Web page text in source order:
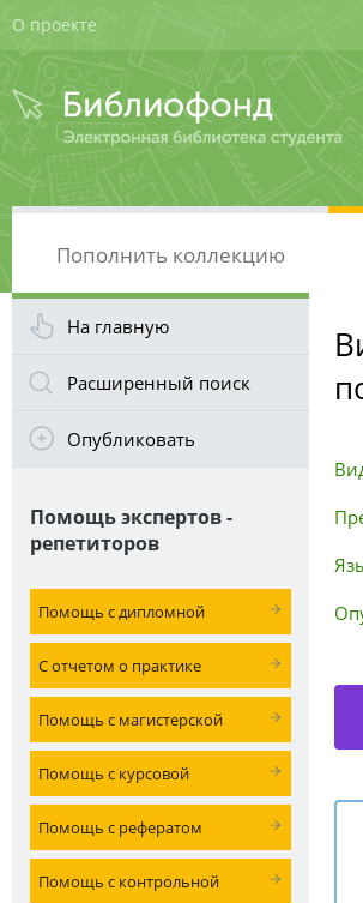
О проекте
Пополнить коллекцию
На главную
Расширенный поиск
Опубликовать
Помощь экспертов -
репетиторов
Помощь с дипломной
С отчетом о практике
Помощь с магистерской
Помощь с курсовой
Помощь с рефератом
Помощь с контрольной